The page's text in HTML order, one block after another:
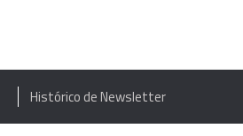
Histórico de Newsletter